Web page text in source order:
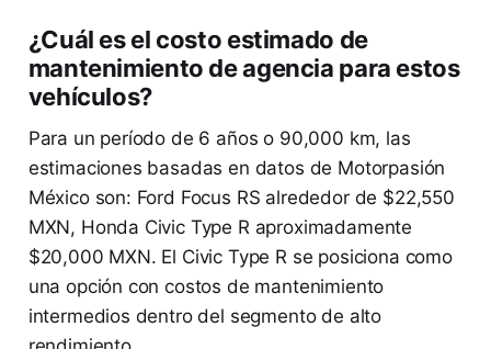
¿Cuál es el costo estimado de
mantenimiento de agencia para estos
vehículos?
Para un período de 6 años o 90,000 km, las
estimaciones basadas en datos de Motorpasión
México son: Ford Focus RS alrededor de $22,550
MXN, Honda Civic Type R aproximadamente
$20,000 MXN. El Civic Type R se posiciona como
una opción con costos de mantenimiento
intermedios dentro del segmento de alto